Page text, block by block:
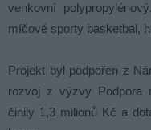
venkovní
míčové sporty basketbal,
Projekt byl podpořen z
rozvoj z výzvy Podpora
činily 1,3 milionů Kč a